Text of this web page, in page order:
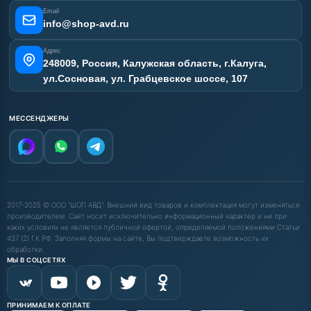
Email
info@shop-avd.ru
Адрес
248009, Россия, Калужская область, г.Калуга,
ул.Сосновая, ул. Грабцевское шоссе, 107
МЕССЕНДЖЕРЫ
2017-2025 © ООО "ШОП АВД". Внешний вид товаров и комплектация могут изменяться
производителем. Сайт носит исключительно информационный характер и ни при
каких условиях не является публичной офертой, определяемой положениями Статьи
437 (2) ГК РФ. Заполняя формы на сайте, Вы подтверждаете возможность их
обработки.
МЫ В СОЦСЕТЯХ
ПРИНИМАЕМ К ОПЛАТЕ